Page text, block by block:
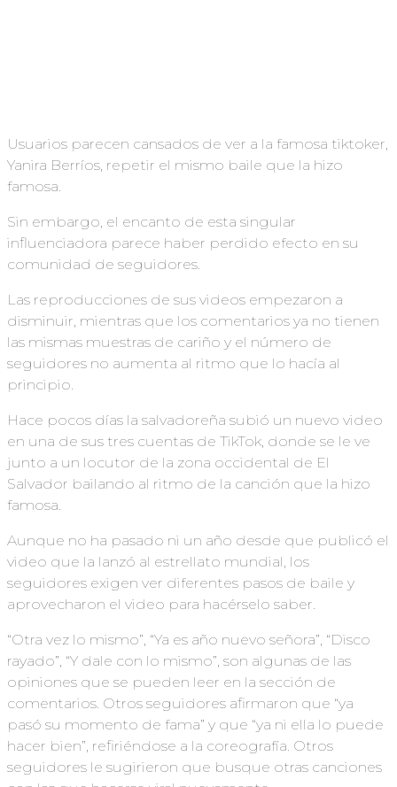
Usuarios parecen cansados de ver a la famosa tiktoker,
Yanira Berríos, repetir el mismo baile que la hizo
famosa.
Sin embargo, el encanto de esta singular
influenciadora parece haber perdido efecto en su
comunidad de seguidores.
Las reproducciones de sus videos empezaron a
disminuir, mientras que los comentarios ya no tienen
las mismas muestras de cariño y el número de
seguidores no aumenta al ritmo que lo hacía al
principio.
Hace pocos días la salvadoreña subió un nuevo video
en una de sus tres cuentas de TikTok, donde se le ve
junto a un locutor de la zona occidental de El
Salvador bailando al ritmo de la canción que la hizo
famosa.
Aunque no ha pasado ni un año desde que publicó el
video que la lanzó al estrellato mundial, los
seguidores exigen ver diferentes pasos de baile y
aprovecharon el video para hacérselo saber.
“Otra vez lo mismo”, “Ya es año nuevo señora”, “Disco
rayado”, “Y dale con lo mismo”, son algunas de las
opiniones que se pueden leer en la sección de
comentarios. Otros seguidores afirmaron que “ya
pasó su momento de fama” y que “ya ni ella lo puede
hacer bien”, refiriéndose a la coreografía. Otros
seguidores le sugirieron que busque otras canciones